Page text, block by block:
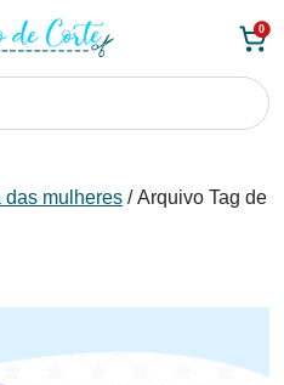
0
das mulheres / Arquivo Tag de